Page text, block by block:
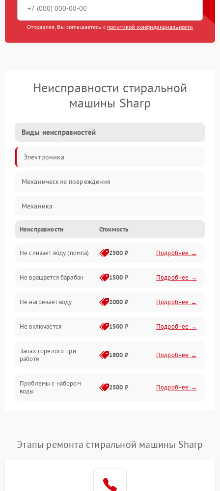
Отправляя, Вы соглашаетесь с политикой конфиденциальности
Неисправности стиральной
машины Sharp
Виды неисправностей
Электроника
Механические повреждения
Механика
Электропитание
Водоснабжение
Слив
Программное обеспечение
Неисправности Стоимость
Не сливает воду (помпа) 2500 ₽ Подробнее →
Не вращается барабан 1500 ₽ Подробнее →
Не нагревает воду 2000 ₽ Подробнее →
Не включается 1500 ₽ Подробнее →
Запах горелого при
работе
1800 ₽ Подробнее →
Проблемы с набором
воды
2500 ₽ Подробнее →
Замена платы управления Подробнее →
Этапы ремонта стиральной машины Sharp